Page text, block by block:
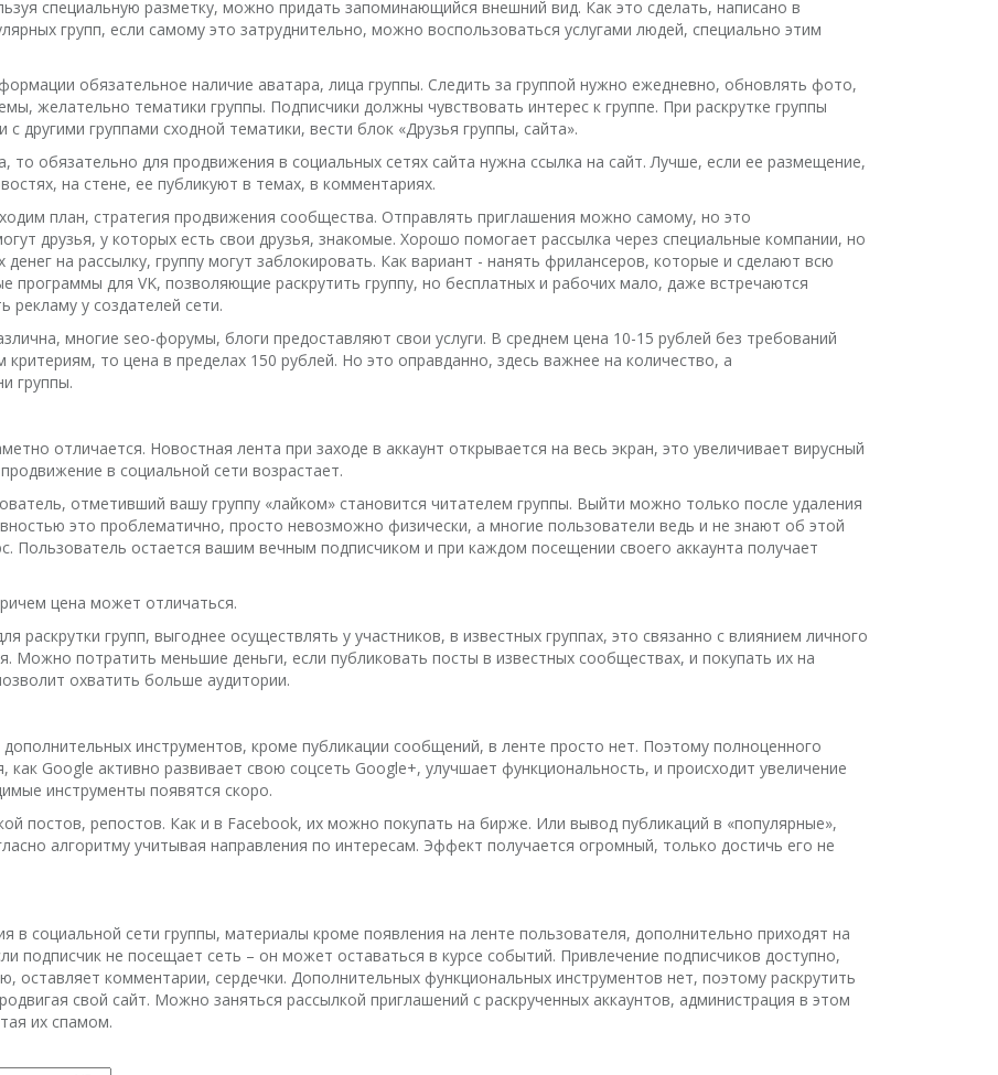
специальную разметку, можно придать запоминающийся внешний вид. Как это сделать, написано в
групп, если самому это затруднительно, можно воспользоваться услугами людей, специально этим
обязательное наличие аватара, лица группы. Следить за группой нужно ежедневно, обновлять фото,
желательно тематики группы. Подписчики должны чувствовать интерес к группе. При раскрутке группы
другими группами сходной тематики, вести блок «Друзья группы, сайта».
то обязательно для продвижения в социальных сетях сайта нужна ссылка на сайт. Лучше, если ее размещение,
на стене, ее публикуют в темах, в комментариях.
план, стратегия продвижения сообщества. Отправлять приглашения можно самому, но это
друзья, у которых есть свои друзья, знакомые. Хорошо помогает рассылка через специальные компании, но
на рассылку, группу могут заблокировать. Как вариант - нанять фрилансеров, которые и сделают всю
для VK, позволяющие раскрутить группу, но бесплатных и рабочих мало, даже встречаются
у создателей сети.
многие seo-форумы, блоги предоставляют свои услуги. В среднем цена 10-15 рублей без требований
то цена в пределах 150 рублей. Но это оправданно, здесь важнее на количество, а
группы.
отличается. Новостная лента при заходе в аккаунт открывается на весь экран, это увеличивает вирусный
в социальной сети возрастает.
отметивший вашу группу «лайком» становится читателем группы. Выйти можно только после удаления
это проблематично, просто невозможно физически, а многие пользователи ведь и не знают об этой
остается вашим вечным подписчиком и при каждом посещении своего аккаунта получает
цена может отличаться.
раскрутки групп, выгоднее осуществлять у участников, в известных группах, это связанно с влиянием личного
Можно потратить меньшие деньги, если публиковать посты в известных сообществах, и покупать их на
охватить больше аудитории.
инструментов, кроме публикации сообщений, в ленте просто нет. Поэтому полноценного
Google активно развивает свою соцсеть Google+, улучшает функциональность, и происходит увеличение
инструменты появятся скоро.
постов, репостов. Как и в Facebook, их можно покупать на бирже. Или вывод публикаций в «популярные»,
алгоритму учитывая направления по интересам. Эффект получается огромный, только достичь его не
в социальной сети группы, материалы кроме появления на ленте пользователя, дополнительно приходят на
подписчик не посещает сеть – он может оставаться в курсе событий. Привлечение подписчиков доступно,
оставляет комментарии, сердечки. Дополнительных функциональных инструментов нет, поэтому раскрутить
свой сайт. Можно заняться рассылкой приглашений с раскрученных аккаунтов, администрация в этом
их спамом.